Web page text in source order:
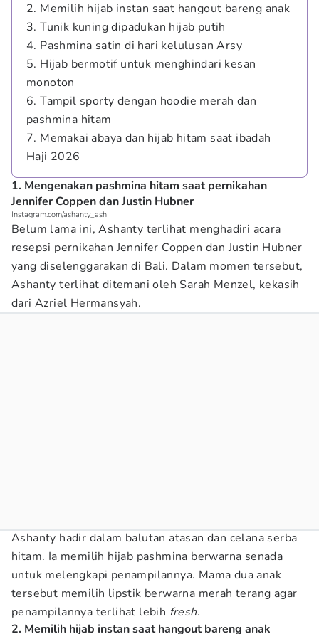
2. Memilih hijab instan saat hangout bareng anak
3. Tunik kuning dipadukan hijab putih
4. Pashmina satin di hari kelulusan Arsy
5. Hijab bermotif untuk menghindari kesan
monoton
6. Tampil sporty dengan hoodie merah dan
pashmina hitam
7. Memakai abaya dan hijab hitam saat ibadah
Haji 2026
1. Mengenakan pashmina hitam saat pernikahan
Jennifer Coppen dan Justin Hubner
Instagram.com/ashanty_ash
Belum lama ini, Ashanty terlihat menghadiri acara
resepsi pernikahan Jennifer Coppen dan Justin Hubner
yang diselenggarakan di Bali. Dalam momen tersebut,
Ashanty terlihat ditemani oleh Sarah Menzel, kekasih
dari Azriel Hermansyah.
Ashanty hadir dalam balutan atasan dan celana serba
hitam. Ia memilih hijab pashmina berwarna senada
untuk melengkapi penampilannya. Mama dua anak
tersebut memilih lipstik berwarna merah terang agar
penampilannya terlihat lebih fresh.
2. Memilih hijab instan saat hangout bareng anak